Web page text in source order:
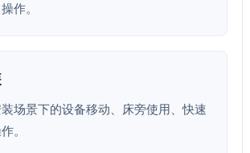
作。
场景下的设备移动、床旁使用、快速
。